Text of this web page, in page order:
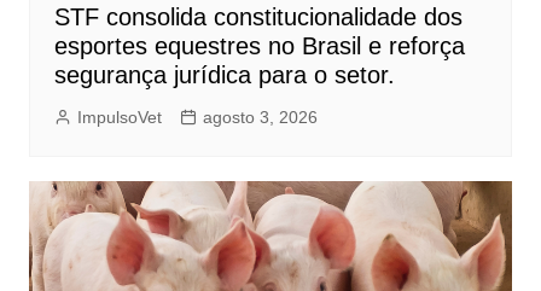
STF consolida constitucionalidade dos
esportes equestres no Brasil e reforça
segurança jurídica para o setor.
ImpulsoVet agosto 3, 2026